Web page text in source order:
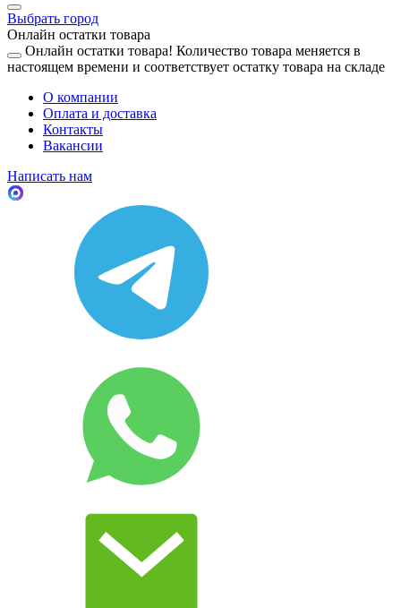
Выбрать город
Онлайн остатки товара
Онлайн остатки товара! Количество товара меняется в
настоящем времени и соответствует остатку товара на складе
О компании
Оплата и доставка
Контакты
Вакансии
Написать нам